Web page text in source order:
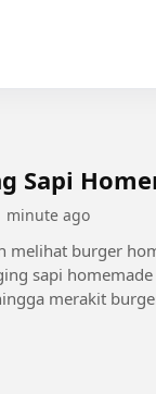
Sapi
minute ago
melihat burger
sapi
merakit